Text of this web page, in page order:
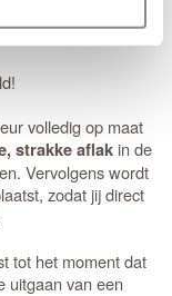
Mat isolatieglas
CanDo All-
volledig op maat
strakke aflak in de
Vervolgens wordt
zodat jij direct
tot het moment dat
uitgaan van een